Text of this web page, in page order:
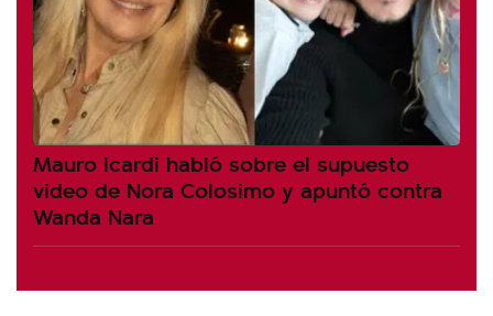
Mauro Icardi habló sobre el supuesto
video de Nora Colosimo y apuntó contra
Wanda Nara